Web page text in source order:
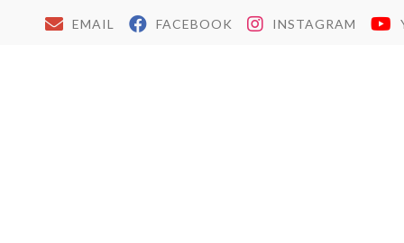
EMAIL FACEBOOK INSTAGRAM